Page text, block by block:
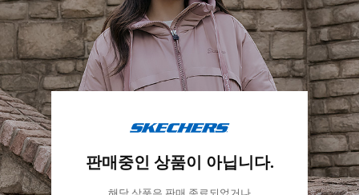
스
쳐
판매중인 상품이 아닙니다.